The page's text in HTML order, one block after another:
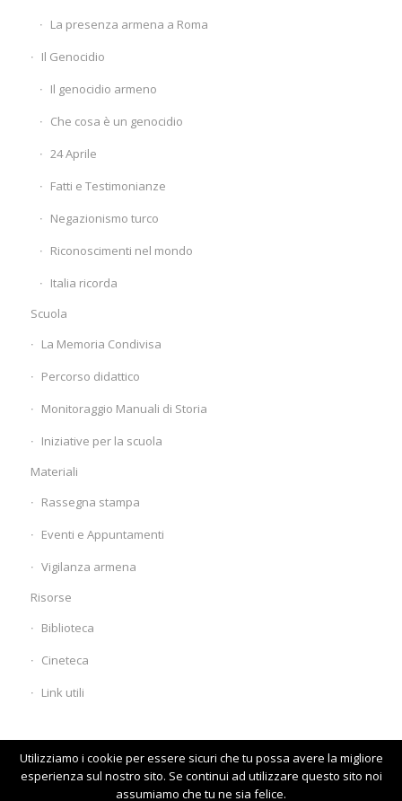
La presenza armena a Roma
Il Genocidio
Il genocidio armeno
Che cosa è un genocidio
24 Aprile
Fatti e Testimonianze
Negazionismo turco
Riconoscimenti nel mondo
Italia ricorda
Scuola
La Memoria Condivisa
Percorso didattico
Monitoraggio Manuali di Storia
Iniziative per la scuola
Materiali
Rassegna stampa
Eventi e Appuntamenti
Vigilanza armena
Risorse
Biblioteca
Cineteca
Link utili
Utilizziamo i cookie per essere sicuri che tu possa avere la migliore
esperienza sul nostro sito. Se continui ad utilizzare questo sito noi
assumiamo che tu ne sia felice.